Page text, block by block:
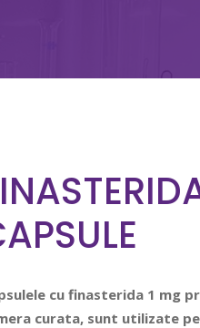
cu finasterida 1 mg
curata, sunt utilizate